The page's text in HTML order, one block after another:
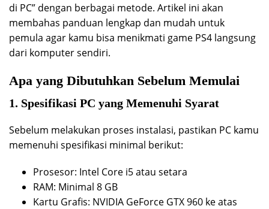
di PC” dengan berbagai metode. Artikel ini akan
membahas panduan lengkap dan mudah untuk
pemula agar kamu bisa menikmati game PS4 langsung
dari komputer sendiri.
Apa yang Dibutuhkan Sebelum Memulai
1. Spesifikasi PC yang Memenuhi Syarat
Sebelum melakukan proses instalasi, pastikan PC kamu
memenuhi spesifikasi minimal berikut:
Prosesor: Intel Core i5 atau setara
RAM: Minimal 8 GB
Kartu Grafis: NVIDIA GeForce GTX 960 ke atas